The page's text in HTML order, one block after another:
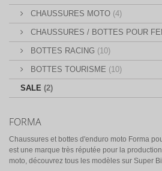
CHAUSSURES MOTO (4)
CHAUSSURES / BOTTES POUR
BOTTES RACING (10)
BOTTES TOURISME (10)
SALE (2)
FORMA
Chaussures et bottes d'enduro moto Forma
est une marque très réputée pour la
moto, découvrez tous les modèles sur Super